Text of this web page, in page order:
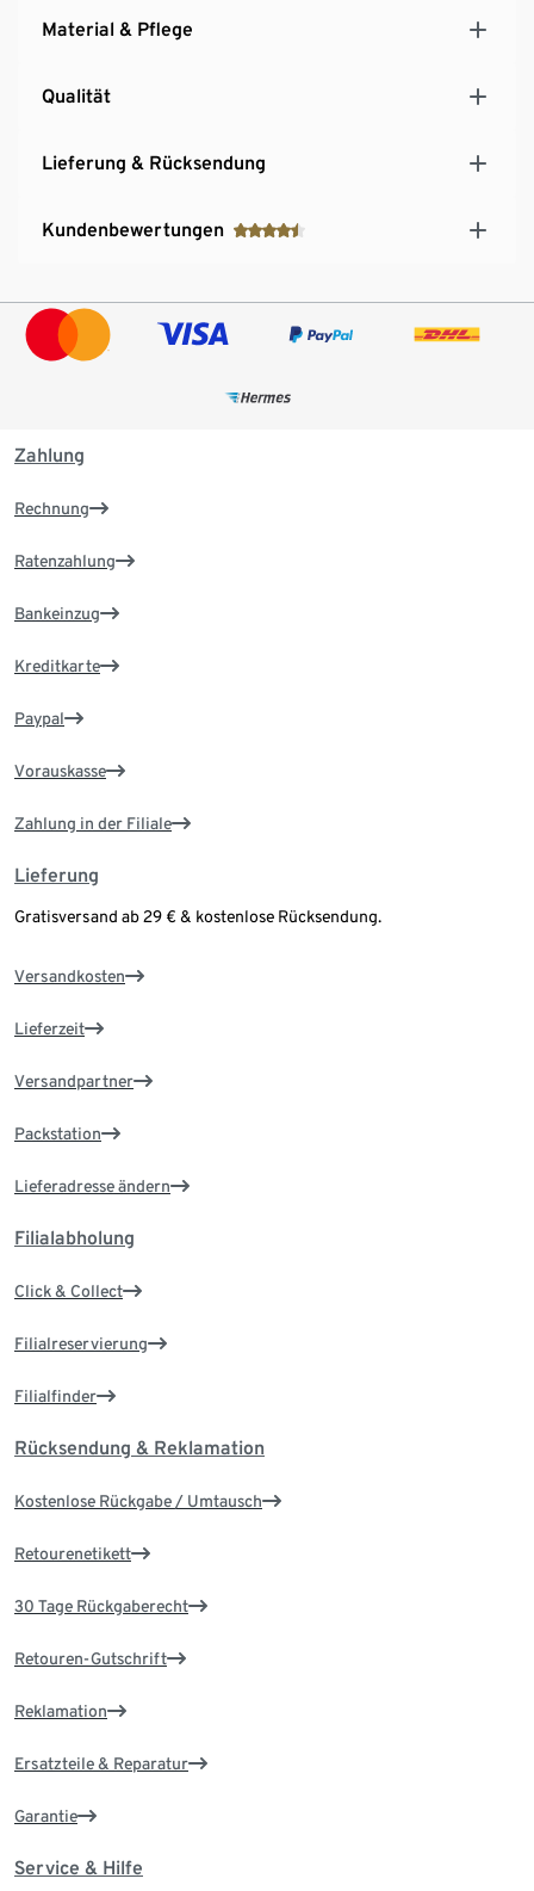
Material & Pflege
Qualität
Lieferung & Rücksendung
Kundenbewertungen
Zahlung
Rechnung
Ratenzahlung
Bankeinzug
Kreditkarte
Paypal
Vorauskasse
Zahlung in der Filiale
Lieferung
Gratisversand ab 29 € & kostenlose Rücksendung.
Versandkosten
Lieferzeit
Versandpartner
Packstation
Lieferadresse ändern
Filialabholung
Click & Collect
Filialreservierung
Filialfinder
Rücksendung & Reklamation
Kostenlose Rückgabe / Umtausch
Retourenetikett
30 Tage Rückgaberecht
Retouren-Gutschrift
Reklamation
Ersatzteile & Reparatur
Garantie
Service & Hilfe